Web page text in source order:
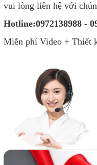
vui lòng liên hệ với
Hotline:0972138988 -
Miễn phí Video + Thiết